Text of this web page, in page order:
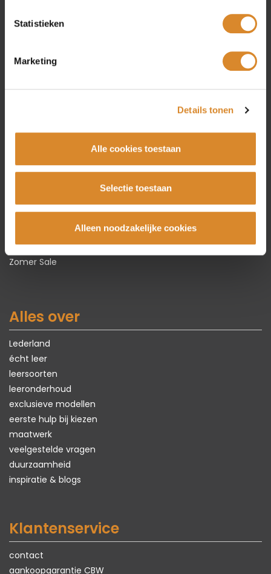
Statistieken
Marketing
Details tonen
Alle cookies toestaan
Selectie toestaan
Alleen noodzakelijke cookies
Lederland winkels
Beverwijk
Bankstellen
Fauteuils
Stoelen
Karpetten
Zomer Sale
Alles over
Lederland
écht leer
leersoorten
leeronderhoud
exclusieve modellen
eerste hulp bij kiezen
maatwerk
veelgestelde vragen
duurzaamheid
inspiratie & blogs
Klantenservice
contact
aankoopgarantie CBW